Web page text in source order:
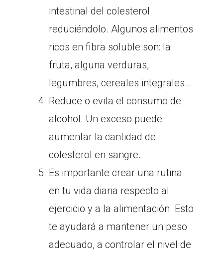
intestinal del colesterol
reduciéndolo. Algunos alimentos
ricos en fibra soluble son: la
fruta, alguna verduras,
legumbres, cereales integrales…
Reduce o evita el consumo de
alcohol. Un exceso puede
aumentar la cantidad de
colesterol en sangre.
Es importante crear una rutina
en tu vida diaria respecto al
ejercicio y a la alimentación. Esto
te ayudará a mantener un peso
adecuado, a controlar el nivel de